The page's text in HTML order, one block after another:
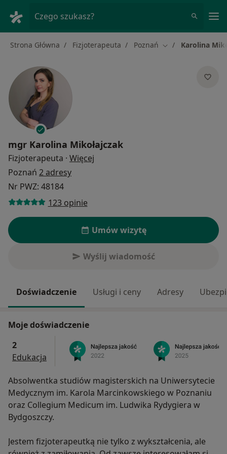
Czego szukasz?
Strona Główna Fizjoterapeuta Poznań Zmień miasto
Karolina
mgr Karolina Mikołajczak
Fizjoterapeuta · Więcej
Poznań 2 adresy
Nr PWZ: 48184
123 opinie
Umów wizytę
Wyślij wiadomość
Doświadczenie Usługi i ceny Adresy
Moje doświadczenie
2
Edukacja
Absolwentka studiów magisterskich na Uniwersytecie
Medycznym im. Karola Marcinkowskiego w Poznaniu
oraz Collegium Medicum im. Ludwika Rydygiera w
Bydgoszczy.
Jestem fizjoterapeutką nie tylko z wykształcenia, ale